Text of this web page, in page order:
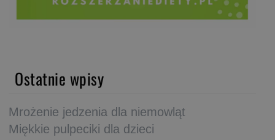
Ostatnie wpisy
Mrożenie jedzenia dla niemowląt
Miękkie pulpeciki dla dzieci